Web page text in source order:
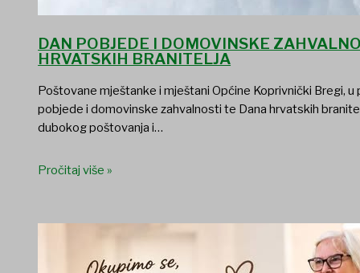
DAN POBJEDE I DOMOVINSKE
HRVATSKIH BRANITELJA
Poštovane mještanke i mještani Općine Koprivnički Bregi, u
pobjede i domovinske zahvalnosti te Dana hrvatskih
dubokog poštovanja i…
Pročitaj više »